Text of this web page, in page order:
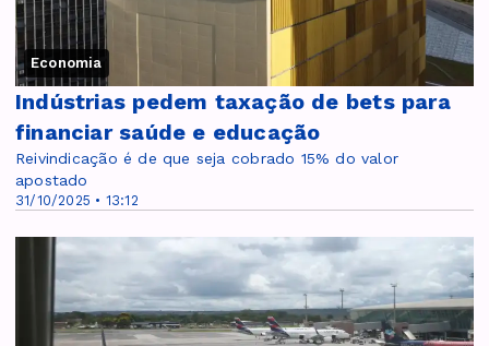
Economia
31/10/2025 • 13:12
Indústrias pedem taxação de bets para
financiar saúde e educação
Reivindicação é de que seja cobrado 15% do valor
apostado